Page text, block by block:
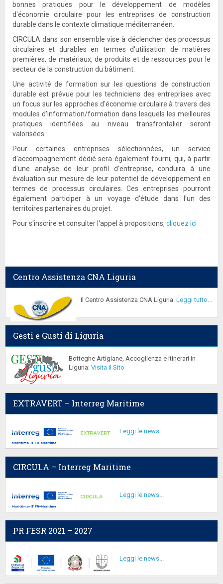
bonnes pratiques pour le développement de modèles
d'économie circulaire pour les entreprises de construction
durable dans le contexte climatique méditerranéen.
CIRCULA dans son ensemble vise à déclencher des processus
circulaires et durables en termes d'utilisation de matières
premières, de matériaux, de produits et de ressources pour le
secteur de la construction du bâtiment.
Une activité de formation sur les questions de construction
durable est prévue pour les techniciens des entreprises avec
un focus sur les approches d'économie circulaire à travers des
modules d'information/formation dans lesquels les meilleures
pratiques identifiées au niveau transfrontalier seront
valorisées.
Pour certaines entreprises sélectionnées, un service
d'accompagnement dédié sera également fourni, qui, à partir
d'une analyse de leur profil d'entreprise, conduira à une
évaluation sur mesure de leur potentiel de développement en
termes de processus circulaires. Ces entreprises pourront
également participer à un voyage d'étude dans l'un des
territoires partenaires du projet.
Pour s'inscrire et consulter l'appel à propositions, cliquez ici
Centro Assistenza CNA Liguria
Il Centro Assistenza CNA Liguria. Leggi tutto...
Gesti e Gusti di Liguria
Botteghe Artigiane, Accoglienza e Itinerari in
Liguria: Visita il Sito
EXTRAVERT – Interreg Maritime
Leggi le news...
CIRCULA – Interreg Maritime
Leggi le news...
PR FESR 2021 – 2027
Leggi le news...